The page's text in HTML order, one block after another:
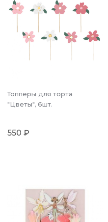
Топперы для торта
"Цветы", 6шт.
550 ₽